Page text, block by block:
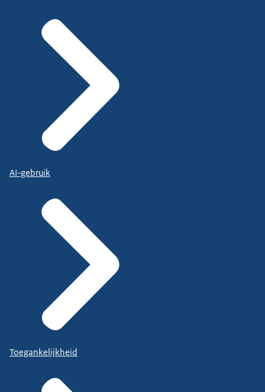
AI-gebruik
Toegankelijkheid